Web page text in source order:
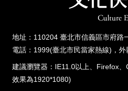
地址：110204 臺北市信義區市府路
電話：1999(臺北市民當家熱線)，
建議瀏覽器：IE11.0以上、Firefox
效果為1920*1080)